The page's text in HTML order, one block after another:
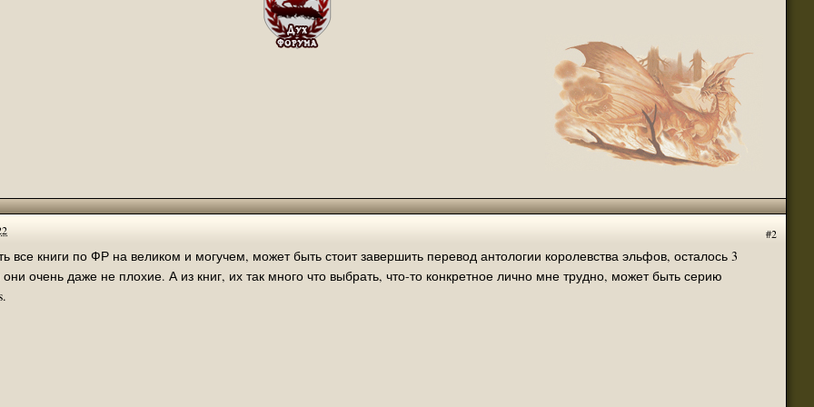
версию, скачать хотел?
(18 августа 2023 - 07:30 )
(16 мая 2023 - 12:00 )
(16 мая 2023 - 12:14 )
(14 апреля 2023 - 07:57 )
(07 апреля 2023 - 10:04 )
(07 апреля 2023 - 02:22 )
(01 апреля 2023 - 12:21 )
(01 апреля 2023 - 12:00 )
(31 марта 2023 - 05:51 )
(29 марта 2023 - 11:11 )
и альтернатив ей нет.
ответит. Форум скорее мёртв, чем жив и используется исключительно для временного складирования переводов.
#2
по ФР на великом и могучем, может быть стоит завершить перевод антологии королевства эльфов, осталось 3
что выбрать, что-то конкретное лично мне трудно, может быть серию